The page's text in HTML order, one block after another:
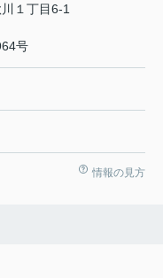
１丁目6-1
号
情報の見方